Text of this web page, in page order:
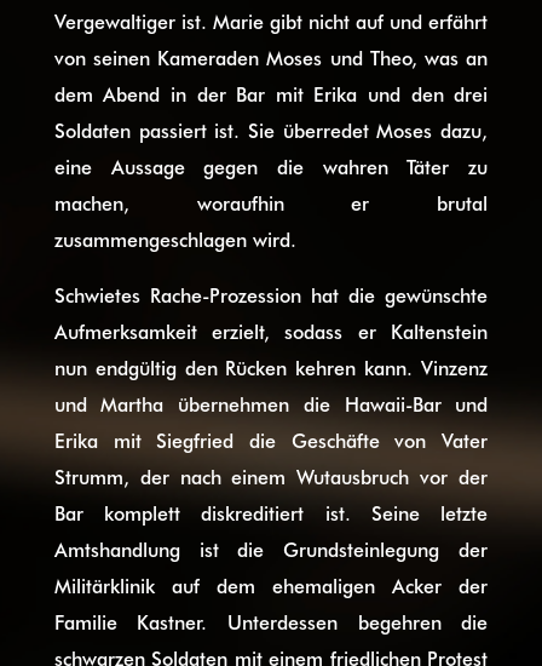
Vergewaltiger ist. Marie gibt nicht auf und erfährt
von seinen Kameraden Moses und Theo, was an
dem Abend in der Bar mit Erika und den drei
Soldaten passiert ist. Sie überredet Moses dazu,
eine Aussage gegen die wahren Täter zu
machen, woraufhin er brutal
zusammengeschlagen wird.
Schwietes Rache-Prozession hat die gewünschte
Aufmerksamkeit erzielt, sodass er Kaltenstein
nun endgültig den Rücken kehren kann. Vinzenz
und Martha übernehmen die Hawaii-Bar und
Erika mit Siegfried die Geschäfte von Vater
Strumm, der nach einem Wutausbruch vor der
Bar komplett diskreditiert ist. Seine letzte
Amtshandlung ist die Grundsteinlegung der
Militärklinik auf dem ehemaligen Acker der
Familie Kastner. Unterdessen begehren die
schwarzen Soldaten mit einem friedlichen Protest